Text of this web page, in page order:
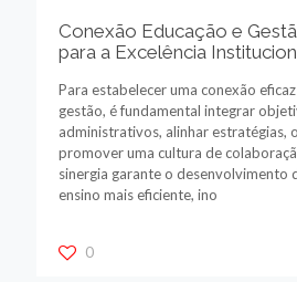
Conexão Educação e
para a Excelência
Para estabelecer uma conexão
gestão, é fundamental integrar
administrativos, alinhar estratégias,
promover uma cultura de
sinergia garante o desenvolvimento
ensino mais eficiente, ino
0